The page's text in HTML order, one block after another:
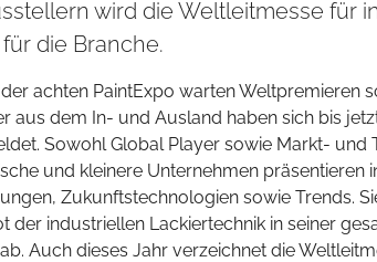
wird die Weltleitmesse für
die Branche.
achten PaintExpo warten Weltpremieren
aus dem In- und Ausland haben sich bis
Sowohl Global Player sowie Markt-
und kleinere Unternehmen präsentieren
Zukunftstechnologien sowie Trends.
der industriellen Lackiertechnik in seiner
Auch dieses Jahr verzeichnet die